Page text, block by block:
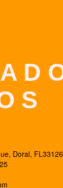
A D
S
Doral, FL33126